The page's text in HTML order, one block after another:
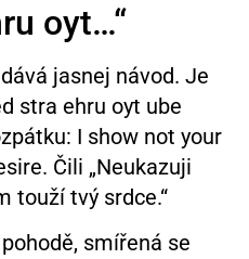
oyt…“
jasnej návod. Je
stra ehru oyt ube
I show not your
Čili „Neukazuji
touží tvý srdce.“
smířená se